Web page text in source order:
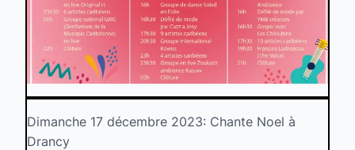
Dimanche 17 décembre 2023: Chante Noel à
Drancy